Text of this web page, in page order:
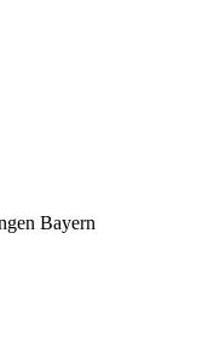
Bayern